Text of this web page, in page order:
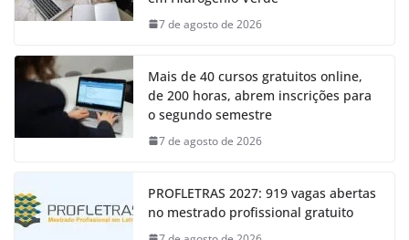
7 de agosto de 2026
Mais de 40 cursos gratuitos online,
de 200 horas, abrem inscrições para
o segundo semestre
7 de agosto de 2026
PROFLETRAS 2027: 919 vagas abertas
no mestrado profissional gratuito